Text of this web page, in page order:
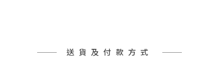
送貨及付款方式